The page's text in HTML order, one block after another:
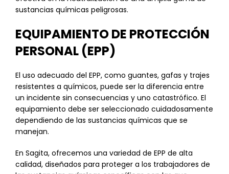
sustancias químicas peligrosas.
EQUIPAMIENTO DE PROTECCIÓN
PERSONAL (EPP)
El uso adecuado del EPP, como guantes, gafas y trajes
resistentes a químicos, puede ser la diferencia entre
un incidente sin consecuencias y uno catastrófico. El
equipamiento debe ser seleccionado cuidadosamente
dependiendo de las sustancias químicas que se
manejan.
En Sagita, ofrecemos una variedad de EPP de alta
calidad, diseñados para proteger a los trabajadores de